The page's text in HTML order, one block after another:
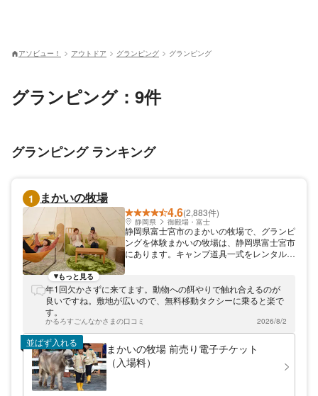
アソビュー！ アウトドア グランピング グランピング
グランピング：9件
グランピング ランキング
1
まかいの牧場
4.6(2,883件)
静岡県 御殿場・富士
静岡県富士宮市のまかいの牧場で、グランピ
ングを体験まかいの牧場は、静岡県富士宮市
にあります。キャンプ道具一式をレンタルで
よ。富士山が見える絶好のエリアで、ゆった
り過ごしましょう！
もっと見る
年1回欠かさずに来てます。動物への餌やりで触れ合えるのが
良いですね。敷地が広いので、無料移動タクシーに乗ると楽で
す。
かるろすごんなかさまの口コミ 2026/8/2
まかいの牧場 前売り電子チケット
（入場料）
並ばず入れる